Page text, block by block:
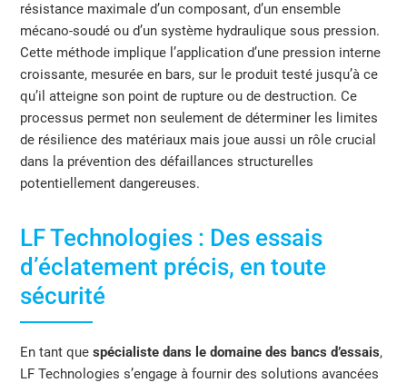
résistance maximale d’un composant, d’un ensemble
mécano-soudé ou d’un système hydraulique sous pression.
Cette méthode implique l’application d’une pression interne
croissante, mesurée en bars, sur le produit testé jusqu’à ce
qu’il atteigne son point de rupture ou de destruction. Ce
processus permet non seulement de déterminer les limites
de résilience des matériaux mais joue aussi un rôle crucial
dans la prévention des défaillances structurelles
potentiellement dangereuses.
LF Technologies : Des essais
d’éclatement précis, en toute
sécurité
En tant quespécialiste dans le domaine des bancs d’essais,
LF Technologies s’engage à fournir des solutions avancées